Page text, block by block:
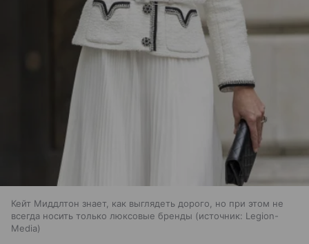
Кейт Миддлтон знает, как выглядеть дорого, но при этом не
всегда носить только люксовые бренды
источник: Legion-
Media